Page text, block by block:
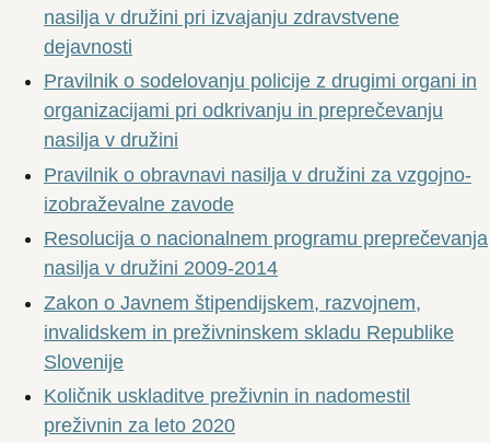
nasilja v družini pri izvajanju zdravstvene
dejavnosti
Pravilnik o sodelovanju policije z drugimi organi in
organizacijami pri odkrivanju in preprečevanju
nasilja v družini
Pravilnik o obravnavi nasilja v družini za vzgojno-
izobraževalne zavode
Resolucija o nacionalnem programu preprečevanja
nasilja v družini 2009-2014
Zakon o Javnem štipendijskem, razvojnem,
invalidskem in preživninskem skladu Republike
Slovenije
Količnik uskladitve preživnin in nadomestil
preživnin za leto 2020